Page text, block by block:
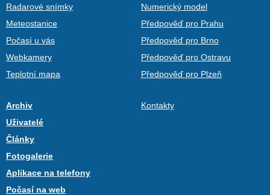
Radarové snímky
Meteostanice
Počasí u vás
Webkamery
Teplotní mapa
Numerický model
Předpověď pro Prahu
Předpověď pro Brno
Předpověď pro Ostravu
Předpověď pro Plzeň
Archiv
Uživatelé
Články
Fotogalerie
Aplikace na telefony
Počasí na web
Kontakty